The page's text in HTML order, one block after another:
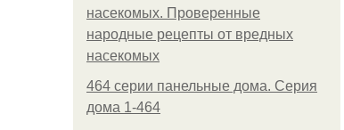
насекомых. Проверенные
народные рецепты от вредных
насекомых
464 серии панельные дома. Серия
дома 1-464